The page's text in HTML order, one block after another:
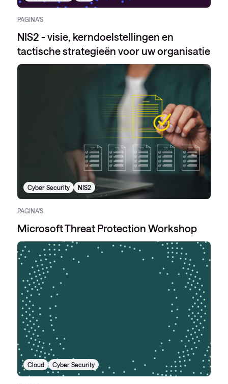
PAGINA'S
NIS2 - visie, kerndoelstellingen en
tactische strategieën voor uw organisatie
Cyber Security NIS2
PAGINA'S
Microsoft Threat Protection Workshop
Cloud Cyber Security